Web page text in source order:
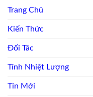
Trang Chủ
Kiến Thức
Đối Tác
Tính Nhiệt Lượng
Tin Mới